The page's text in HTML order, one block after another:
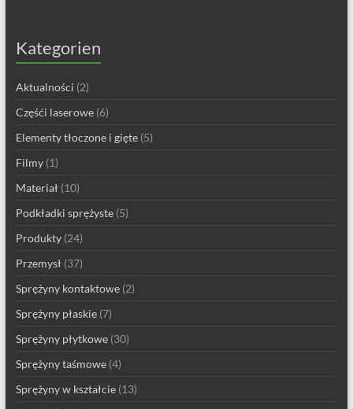
Kategorien
Aktualności (2)
Częśći laserowe(6)
Elementy tłoczone i gięte(5)
Filmy(1)
Materiał (10)
Podkładki sprężyste(5)
Produkty(24)
Przemysł (37)
Sprężyny kontaktowe(2)
Sprężyny płaskie(7)
Sprężyny płytkowe(30)
Sprężyny taśmowe(4)
Sprężyny w kształcie(13)